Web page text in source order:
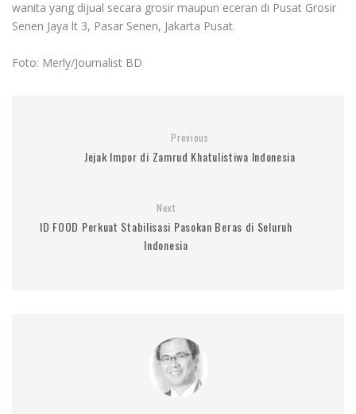
wanita yang dijual secara grosir maupun eceran di Pusat Grosir
Senen Jaya lt 3, Pasar Senen, Jakarta Pusat.
Foto: Merly/Journalist BD
Previous
Jejak Impor di Zamrud Khatulistiwa Indonesia
Next
ID FOOD Perkuat Stabilisasi Pasokan Beras di Seluruh
Indonesia